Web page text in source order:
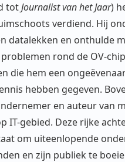
totJournalist van het Jaar)
verdiend. Hij
datalekken en onthulde
rond de OV-
die hem een
hebben gegeven.
en auteur van
IT-gebied. Deze rijke
om uiteenlopende
en zijn publiek te